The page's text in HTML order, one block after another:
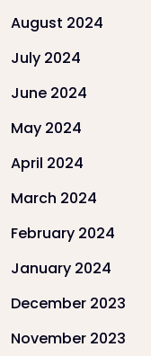
August 2024
July 2024
June 2024
May 2024
April 2024
March 2024
February 2024
January 2024
December 2023
November 2023